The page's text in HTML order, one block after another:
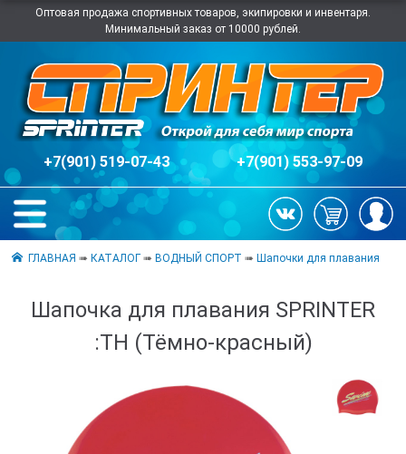
Оптовая продажа спортивных товаров, экипировки и инвентаря.
Минимальный заказ от 10000 рублей.
+7(901) 519-07-43 +7(901) 553-97-09
ГЛАВНАЯ ➠КАТАЛОГ ➠ВОДНЫЙ СПОРТ ➠Шапочки для плавания
Шапочка для плавания SPRINTER
:ТН (Тёмно-красный)